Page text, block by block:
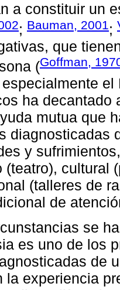
a constituir un
; Bauman, 2001;
que
(Goffman,
ha decantado
mutua que
diagnosticadas
y
(teatro), cultural
(talleres de
de
se
es uno de los
de
la experiencia